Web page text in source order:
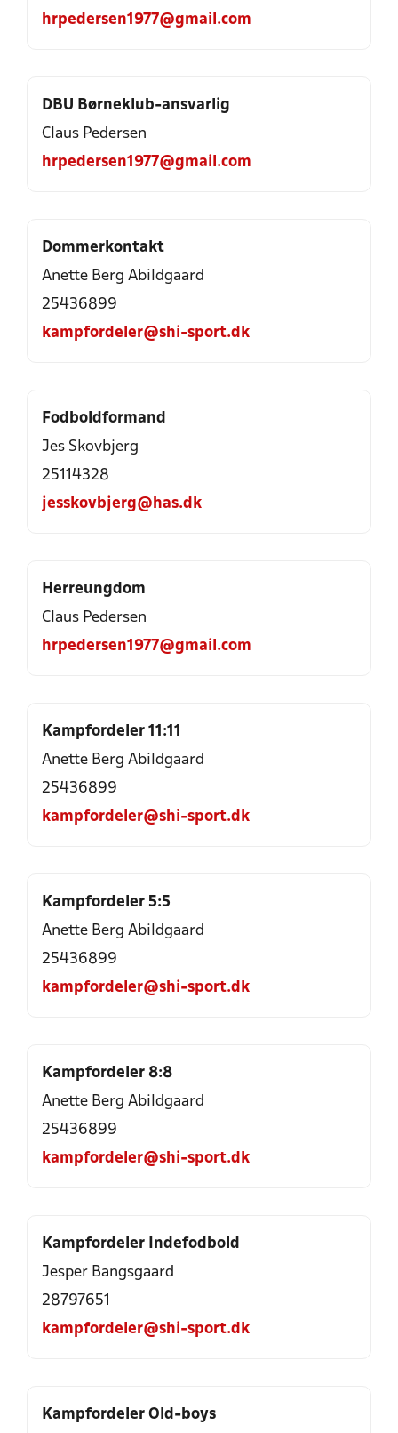
hrpedersen1977@gmail.com
DBU Børneklub-ansvarlig
Claus Pedersen
hrpedersen1977@gmail.com
Dommerkontakt
Anette Berg Abildgaard
25436899
kampfordeler@shi-sport.dk
Fodboldformand
Jes Skovbjerg
25114328
jesskovbjerg@has.dk
Herreungdom
Claus Pedersen
hrpedersen1977@gmail.com
Kampfordeler 11:11
Anette Berg Abildgaard
25436899
kampfordeler@shi-sport.dk
Kampfordeler 5:5
Anette Berg Abildgaard
25436899
kampfordeler@shi-sport.dk
Kampfordeler 8:8
Anette Berg Abildgaard
25436899
kampfordeler@shi-sport.dk
Kampfordeler Indefodbold
Jesper Bangsgaard
28797651
kampfordeler@shi-sport.dk
Kampfordeler Old-boys